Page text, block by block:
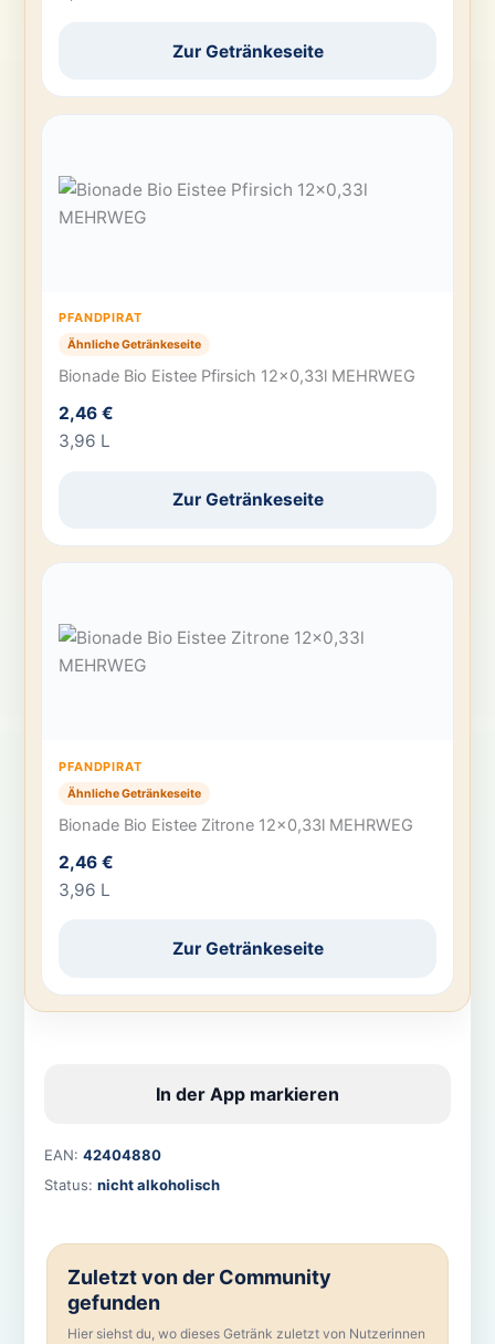
Zur Getränkeseite
PFANDPIRAT
Ähnliche Getränkeseite
Bionade Bio Eistee Pfirsich 12×0,33l MEHRWEG
2,46 €
3,96 L
Zur Getränkeseite
PFANDPIRAT
Ähnliche Getränkeseite
Bionade Bio Eistee Zitrone 12×0,33l MEHRWEG
2,46 €
3,96 L
Zur Getränkeseite
In der App markieren
EAN: 42404880
Status: nicht alkoholisch
Zuletzt von der Community
gefunden
Hier siehst du, wo dieses Getränk zuletzt von Nutzerinnen